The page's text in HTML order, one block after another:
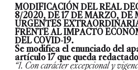
MODIFICACIÓN DEL REAL
8/2020, DE 17 DE MARZO, DE
URGENTES
FRENTE AL IMPACTO
DEL COVID-19.
Se modifica el enunciado del
artículo 17 que queda
“1. Con carácter excepcional y